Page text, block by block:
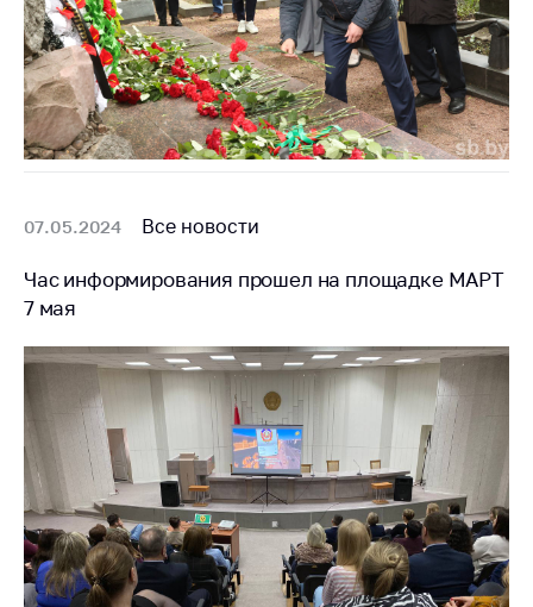
07.05.2024 Все новости
Час информирования прошел на площадке МАРТ
7 мая